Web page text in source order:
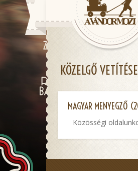
KÖZELGŐ
MAGYAR MENYEGZŐ
Közösségi